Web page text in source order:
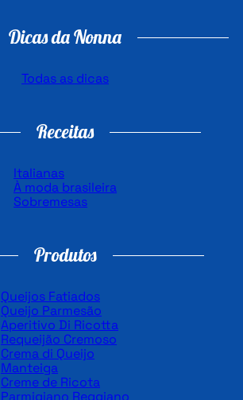
Dicas da Nonna
Todas as dicas
Receitas
Italianas
À moda brasileira
Sobremesas
Produtos
Queijos Fatiados
Queijo Parmesão
Aperitivo Di Ricotta
Requeijão Cremoso
Crema di Queijo
Manteiga
Creme de Ricota
Parmigiano Reggiano